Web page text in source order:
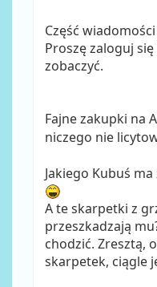
Część
Proszę zaloguj
zobaczyć.
Fajne zakupki na
niczego nie
Jakiego Kubuś
A te skarpetki z
przeszkadzają
chodzić. Zresztą,
skarpetek, ciągle